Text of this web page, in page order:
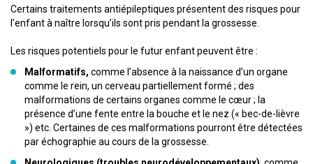
Certains traitements antiépileptiques présentent des risques pour
l’enfant à naître lorsqu’ils sont pris pendant la grossesse.
Les risques potentiels pour le futur enfant peuvent être :
Malformatifs, comme l’absence à la naissance d’un organe
comme le rein, un cerveau partiellement formé ; des
malformations de certains organes comme le cœur ; la
présence d’une fente entre la bouche et le nez (« bec-de-lièvre
») etc. Certaines de ces malformations pourront être détectées
par échographie au cours de la grossesse.